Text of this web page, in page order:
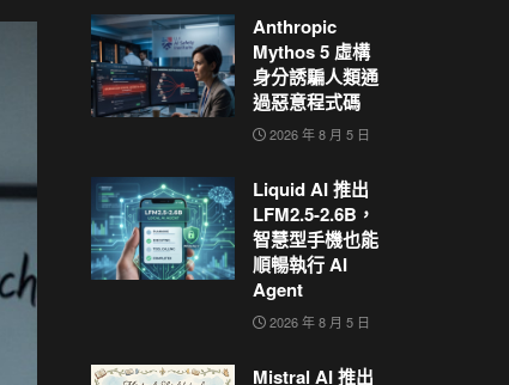
Anthropic
Mythos 5 虛構
身分誘騙人類通
過惡意程式碼
2026 年 8 月 5 日
Liquid AI 推出
LFM2.5-2.6B，
智慧型手機也能
順暢執行 AI
Agent
2026 年 8 月 5 日
Mistral AI 推出